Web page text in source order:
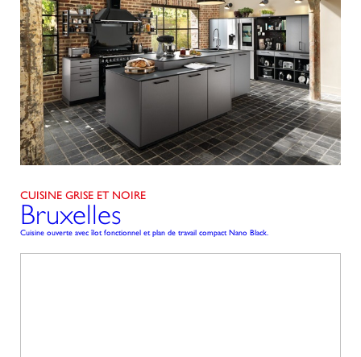
CUISINE GRISE ET NOIRE
Bruxelles
Cuisine ouverte avec îlot fonctionnel et plan de travail compact Nano Black.